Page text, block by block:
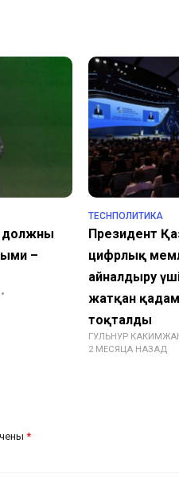
должны
–
TECHПОЛИТИКА
Президент
цифрлық
айналдыру
жатқан
тоқталды
ГУЛЬНУР
2 МЕСЯЦА НАЗАД
*